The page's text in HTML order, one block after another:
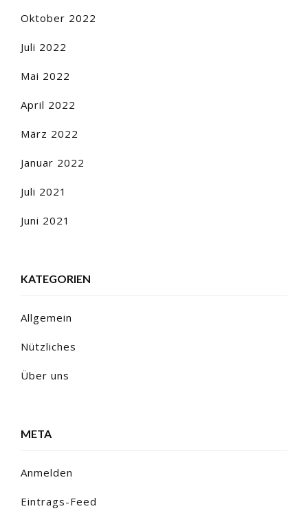
Oktober 2022
Juli 2022
Mai 2022
April 2022
März 2022
Januar 2022
Juli 2021
Juni 2021
KATEGORIEN
Allgemein
Nützliches
Über uns
META
Anmelden
Eintrags-Feed